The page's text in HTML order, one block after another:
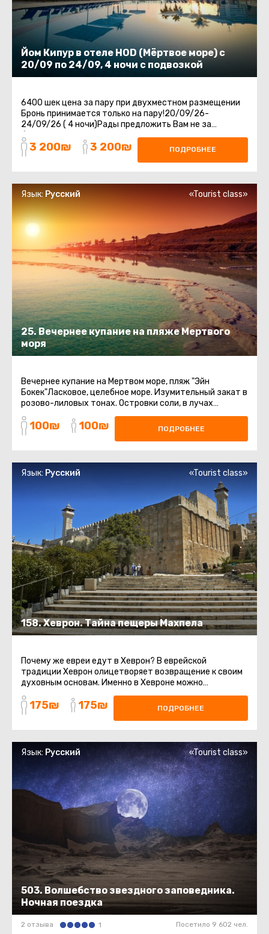
Йом Кипур в отеле HOD (Мёртвое море) с
20/09 по 24/09, 4 ночи с подвозкой
6400 шек цена за пару при двухместном размещении
Бронь принимается только на пару!20/09/26-
24/09/26 ( 4 ночи)Рады предложить Вам не за
бываемый отдых в отеле HOD на Мертвом Море.Отдых
... 3 200₪ 3 200₪ ПОДРОБНЕЕ
25. Вечернее купание на пляже Мертвого
моря
Язык: Русский «Tourist class»
Вечернее купание на Мертвом море, пляж "Эйн
Бокек"Ласковое, целебное море. Изумительный закат в
розово-лиловых тонах. Островки соли, в лучах
заходящего солнца, переливающиеся ...
100₪ 100₪ ПОДРОБНЕЕ
158. Хеврон. Тайна пещеры Махпела
Язык: Русский «Tourist class»
Почему же евреи едут в Хеврон? В еврейской
традиции Хеврон олицетворяет возвращение к своим
духовным основам. Именно в Хевроне можно
почувствовать связь с Праотцами ...
175₪ 175₪ ПОДРОБНЕЕ
503. Волшебство звездного заповедника.
Ночная поездка
Язык: Русский «Tourist class»
2 отзыва 1 Посетило 9 602 чел.